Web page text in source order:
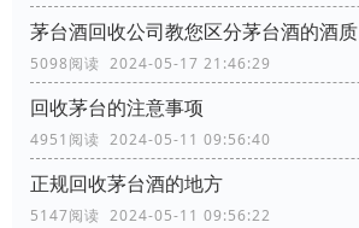
茅台酒回收公司教您区分茅台酒的酒质
5098阅读 2024-05-17 21:46:29
回收茅台的注意事项
4951阅读 2024-05-11 09:56:40
正规回收茅台酒的地方
5147阅读 2024-05-11 09:56:22